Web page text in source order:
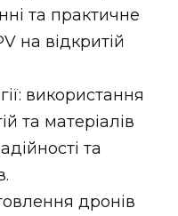
та практичне
на відкритій
використання
та матеріалів
та
дронів